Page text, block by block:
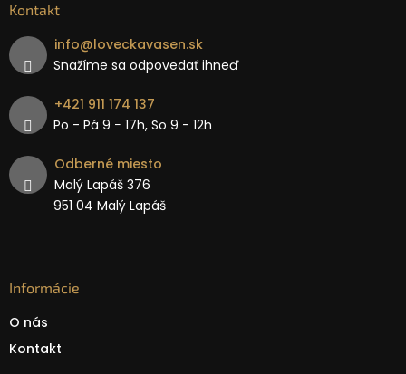
Kontakt
info@loveckavasen.sk
Snažíme sa odpovedať ihneď
+421 911 174 137
Po - Pá 9 − 17h, So 9 - 12h
Odberné miesto
Malý Lapáš 376
951 04 Malý Lapáš
Informácie
O nás
Kontakt